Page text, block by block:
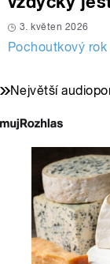
3. květen 2026
Pochoutkový rok
Největší